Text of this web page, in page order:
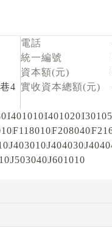
4
電話
統一編號
資本額(元)
實收資本總額(元)
I401010I401020
F118010F208040
J403010J404030
J503040J601010